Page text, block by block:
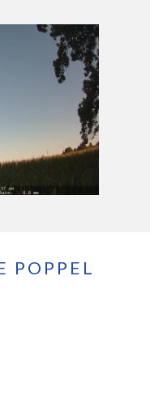
POPPEL